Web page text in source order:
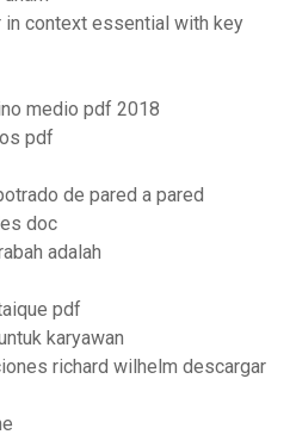
in context essential with key
medio pdf 2018
pdf
de pared a pared
doc
adalah
pdf
karyawan
richard wilhelm descargar